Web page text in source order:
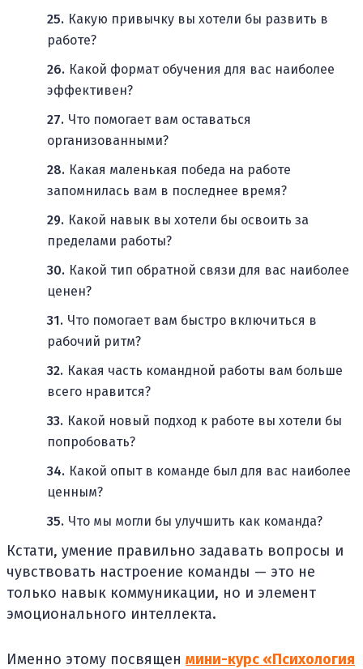
Какую привычку вы хотели бы развить в
работе?
Какой формат обучения для вас наиболее
эффективен?
Что помогает вам оставаться
организованными?
Какая маленькая победа на работе
запомнилась вам в последнее время?
Какой навык вы хотели бы освоить за
пределами работы?
Какой тип обратной связи для вас наиболее
ценен?
Что помогает вам быстро включиться в
рабочий ритм?
Какая часть командной работы вам больше
всего нравится?
Какой новый подход к работе вы хотели бы
попробовать?
Какой опыт в команде был для вас наиболее
ценным?
Что мы могли бы улучшить как команда?
Кстати, умение правильно задавать вопросы и
чувствовать настроение команды — это не
только навык коммуникации, но и элемент
эмоционального интеллекта.
Именно этому посвящен мини-курс «Психология